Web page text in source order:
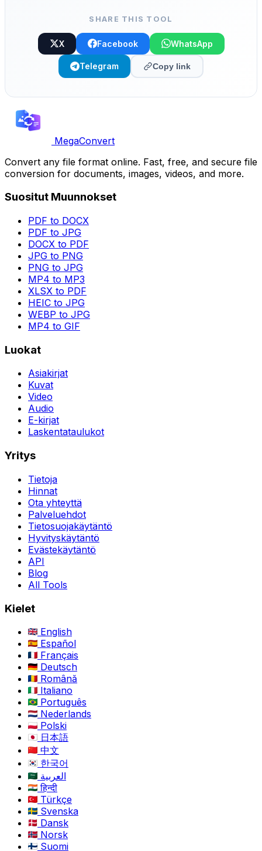
SHARE THIS TOOL
X Facebook WhatsApp
Telegram Copy link
MegaConvert
Convert any file format online. Fast, free, and secure file
conversion for documents, images, videos, and more.
Suositut Muunnokset
PDF to DOCX
PDF to JPG
DOCX to PDF
JPG to PNG
PNG to JPG
MP4 to MP3
XLSX to PDF
HEIC to JPG
WEBP to JPG
MP4 to GIF
Luokat
Asiakirjat
Kuvat
Video
Audio
E-kirjat
Laskentataulukot
Yritys
Tietoja
Hinnat
Ota yhteyttä
Palveluehdot
Tietosuojakäytäntö
Hyvityskäytäntö
Evästekäytäntö
API
Blog
All Tools
Kielet
English
Español
Français
Deutsch
Română
Italiano
Português
Nederlands
Polski
日本語
中文
한국어
العربية
हिन्दी
Türkçe
Svenska
Dansk
Norsk
Suomi